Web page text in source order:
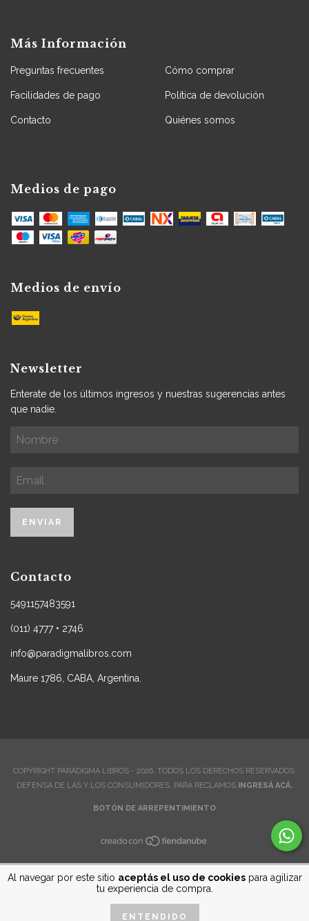
Al navegar por este sitio aceptás el uso de cookiespara agilizar
tu experiencia de compra.
ENTENDIDO
Más Información
Preguntas frecuentes Cómo comprar
Facilidades de pago Política de devolución
Contacto Quiénes somos
Medios de pago
Medios de envío
Newsletter
Enterate de los últimos ingresos y nuestras sugerencias antes
que nadie.
Contacto
5491157483591
(011) 4777 • 2746
info@paradigmalibros.com
Maure 1786, CABA, Argentina.
COPYRIGHT PARADIGMA LIBROS - 2026. TODOS LOS DERECHOS RESERVADOS.
DEFENSA DE LAS Y LOS CONSUMIDORES. PARA RECLAMOS INGRESÁ ACÁ.
BOTÓN DE ARREPENTIMIENTO